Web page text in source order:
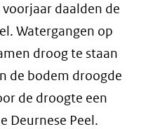
daalden de
Watergangen op
droog te staan
de bodem droogde
de droogte een
Deurnese Peel.